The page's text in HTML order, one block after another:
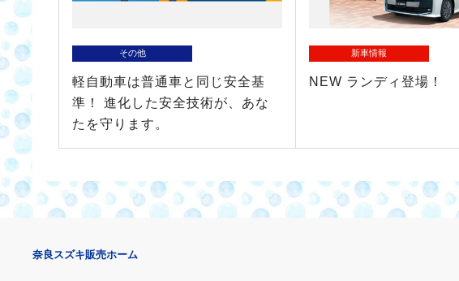
その他
軽自動車は普通車と同じ安全基
準！ 進化した安全技術が、あな
たを守ります。
新車情報
NEW ランディ登場！
奈良スズキ販売ホーム